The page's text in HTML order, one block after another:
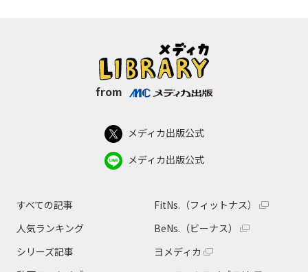
from
メディカ出版公式
メディカ出版公式
すべての記事
人気ランキング
シリーズ記事
FitNs.（フィットナス）
BeNs.（ビーナス）
ヨメディカ